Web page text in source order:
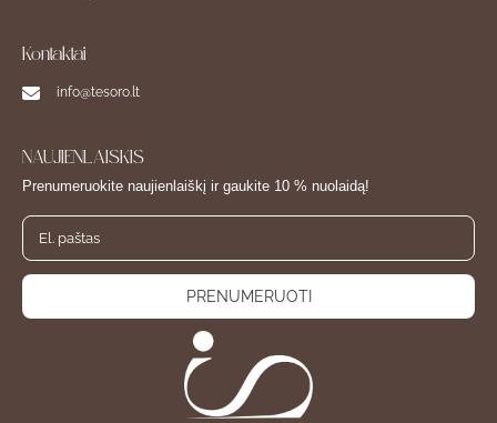
Kontaktai
info@tesoro.lt
NAUJIENLAIŠKIS
Prenumeruokite naujienlaiškį ir gaukite 10 % nuolaidą!
PRENUMERUOTI